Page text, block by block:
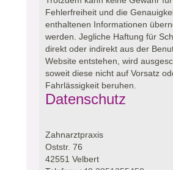
Fehlerfreiheit und die
enthaltenen Informationen
werden. Jegliche Haftung für
direkt oder indirekt aus der
Website entstehen, wird
soweit diese nicht auf Vorsatz
Fahrlässigkeit beruhen.
Datenschutz
Zahnarztpraxis
Oststr. 76
42551 Velbert